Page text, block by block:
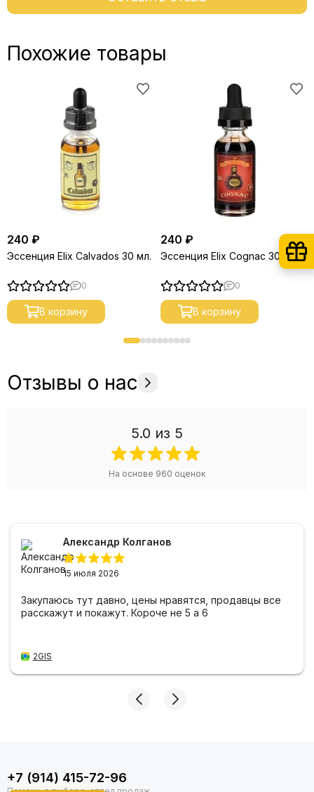
Похожие товары
240 ₽
Эссенция Elix Calvados 30 мл.
0
В корзину
240 ₽
Эссенция Elix Cognac 30 мл.
0
В корзину
Отзывы о нас
5.0 из 5
На основе 960 оценок
Александр Колганов
15 июля 2026
Закупаюсь тут давно, цены нравятся, продавцы все
расскажут и покажут. Короче не 5 а 6
2GIS
+7 (914) 415-72-96